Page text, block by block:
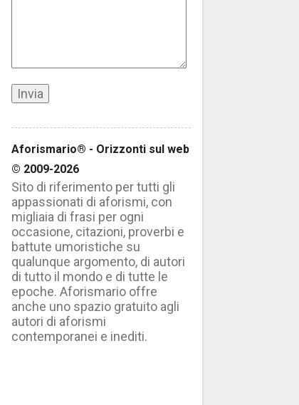
Aforismario® - Orizzonti sul web
© 2009-2026
Sito di riferimento per tutti gli
appassionati di aforismi, con
migliaia di frasi per ogni
occasione, citazioni, proverbi e
battute umoristiche su
qualunque argomento, di autori
di tutto il mondo e di tutte le
epoche. Aforismario offre
anche uno spazio gratuito agli
autori di aforismi
contemporanei e inediti.